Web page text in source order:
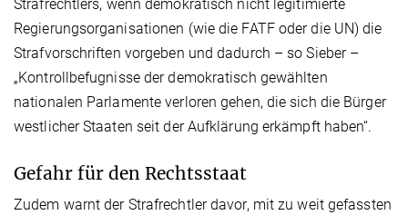
Strafrechtlers, wenn demokratisch nicht legitimierte
Regierungsorganisationen (wie die FATF oder die UN) die
Strafvorschriften vorgeben und dadurch – so Sieber –
„Kontrollbefugnisse der demokratisch gewählten
nationalen Parlamente verloren gehen, die sich die Bürger
westlicher Staaten seit der Aufklärung erkämpft haben“.
Gefahr für den Rechtsstaat
Zudem warnt der Strafrechtler davor, mit zu weit gefassten